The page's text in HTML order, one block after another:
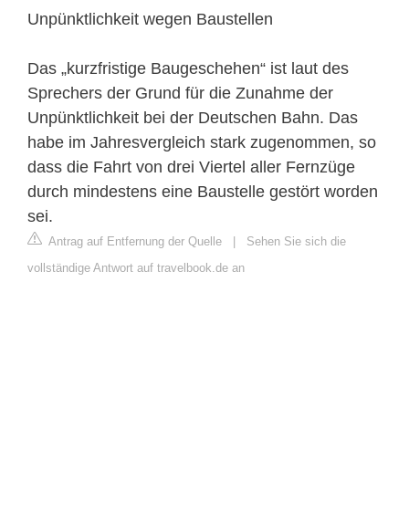
Unpünktlichkeit wegen Baustellen
Das „kurzfristige Baugeschehen“ ist laut des
Sprechers der Grund für die Zunahme der
Unpünktlichkeit bei der Deutschen Bahn. Das
habe im Jahresvergleich stark zugenommen, so
dass die Fahrt von drei Viertel aller Fernzüge
durch mindestens eine Baustelle gestört worden
sei.
Antrag auf Entfernung der Quelle | Sehen Sie sich die
vollständige Antwort auf travelbook.de an